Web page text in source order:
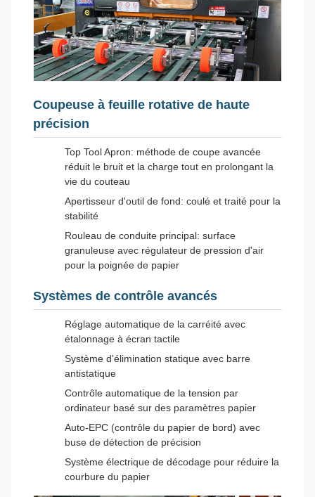
Coupeuse à feuille rotative de haute
précision
Top Tool Apron: méthode de coupe avancée
réduit le bruit et la charge tout en prolongant la
vie du couteau
Apertisseur d'outil de fond: coulé et traité pour la
stabilité
Rouleau de conduite principal: surface
granuleuse avec régulateur de pression d'air
pour la poignée de papier
Systèmes de contrôle avancés
Réglage automatique de la carréité avec
étalonnage à écran tactile
Système d'élimination statique avec barre
antistatique
Contrôle automatique de la tension par
ordinateur basé sur des paramètres papier
Auto-EPC (contrôle du papier de bord) avec
buse de détection de précision
Système électrique de décodage pour réduire la
courbure du papier